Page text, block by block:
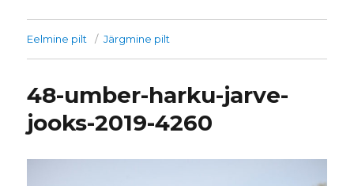
Eelmine pilt Järgmine pilt
48-umber-harku-jarve-
jooks-2019-4260